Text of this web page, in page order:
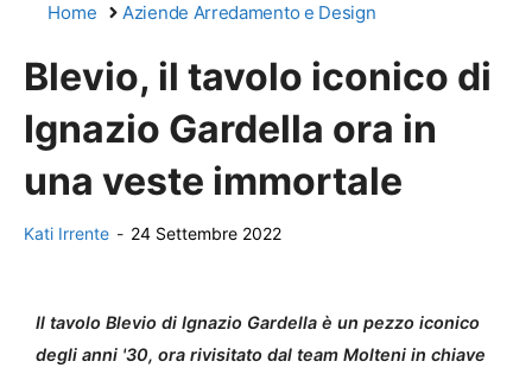
Home Aziende Arredamento e Design
Blevio, il tavolo iconico di
Ignazio Gardella ora in
una veste immortale
Kati Irrente - 24 Settembre 2022
Il tavolo Blevio di Ignazio Gardella è un pezzo iconico
degli anni '30, ora rivisitato dal team Molteni in chiave